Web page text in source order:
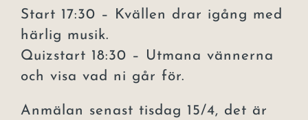
Start 17:30 – Kvällen drar igång med
härlig musik.
Quizstart 18:30 – Utmana vännerna
och visa vad ni går för.
Anmälan senast tisdag 15/4, det är